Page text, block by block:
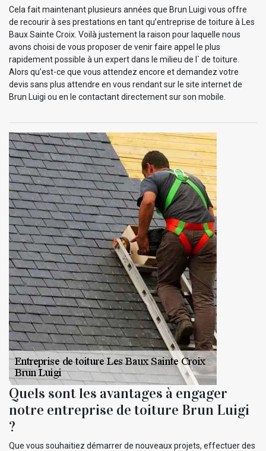
Cela fait maintenant plusieurs années que Brun Luigi vous offre
de recourir à ses prestations en tant qu’entreprise de toiture à Les
Baux Sainte Croix. Voilà justement la raison pour laquelle nous
avons choisi de vous proposer de venir faire appel le plus
rapidement possible à un expert dans le milieu de l` de toiture.
Alors qu’est-ce que vous attendez encore et demandez votre
devis sans plus attendre en vous rendant sur le site internet de
Brun Luigi ou en le contactant directement sur son mobile.
Quels sont les avantages à engager
notre entreprise de toiture Brun Luigi
?
Que vous souhaitiez démarrer de nouveaux projets, effectuer des